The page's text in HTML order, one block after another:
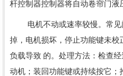
杆控制器控制器将自动卷帘门液
电机不动或速率较慢。常见
掉，电机损坏，停止功能键未校
负载导致 的。处理方法：检查
动机；装回功能键或持续按它；